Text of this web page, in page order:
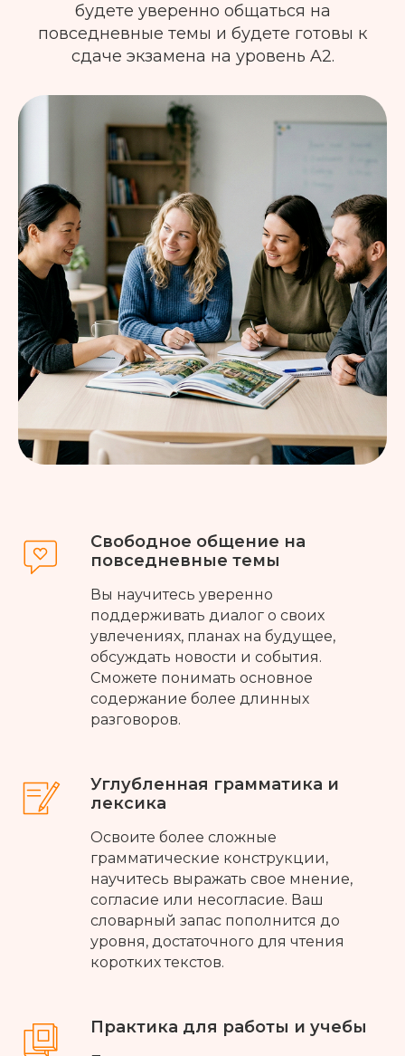
будете уверенно общаться на
повседневные темы и будете готовы к
сдаче экзамена на уровень A2.
Свободное общение на
повседневные темы
Вы научитесь уверенно
поддерживать диалог о своих
увлечениях, планах на будущее,
обсуждать новости и события.
Сможете понимать основное
содержание более длинных
разговоров.
Углубленная грамматика и
лексика
Освоите более сложные
грамматические конструкции,
научитесь выражать свое мнение,
согласие или несогласие. Ваш
словарный запас пополнится до
уровня, достаточного для чтения
коротких текстов.
Практика для работы и учебы